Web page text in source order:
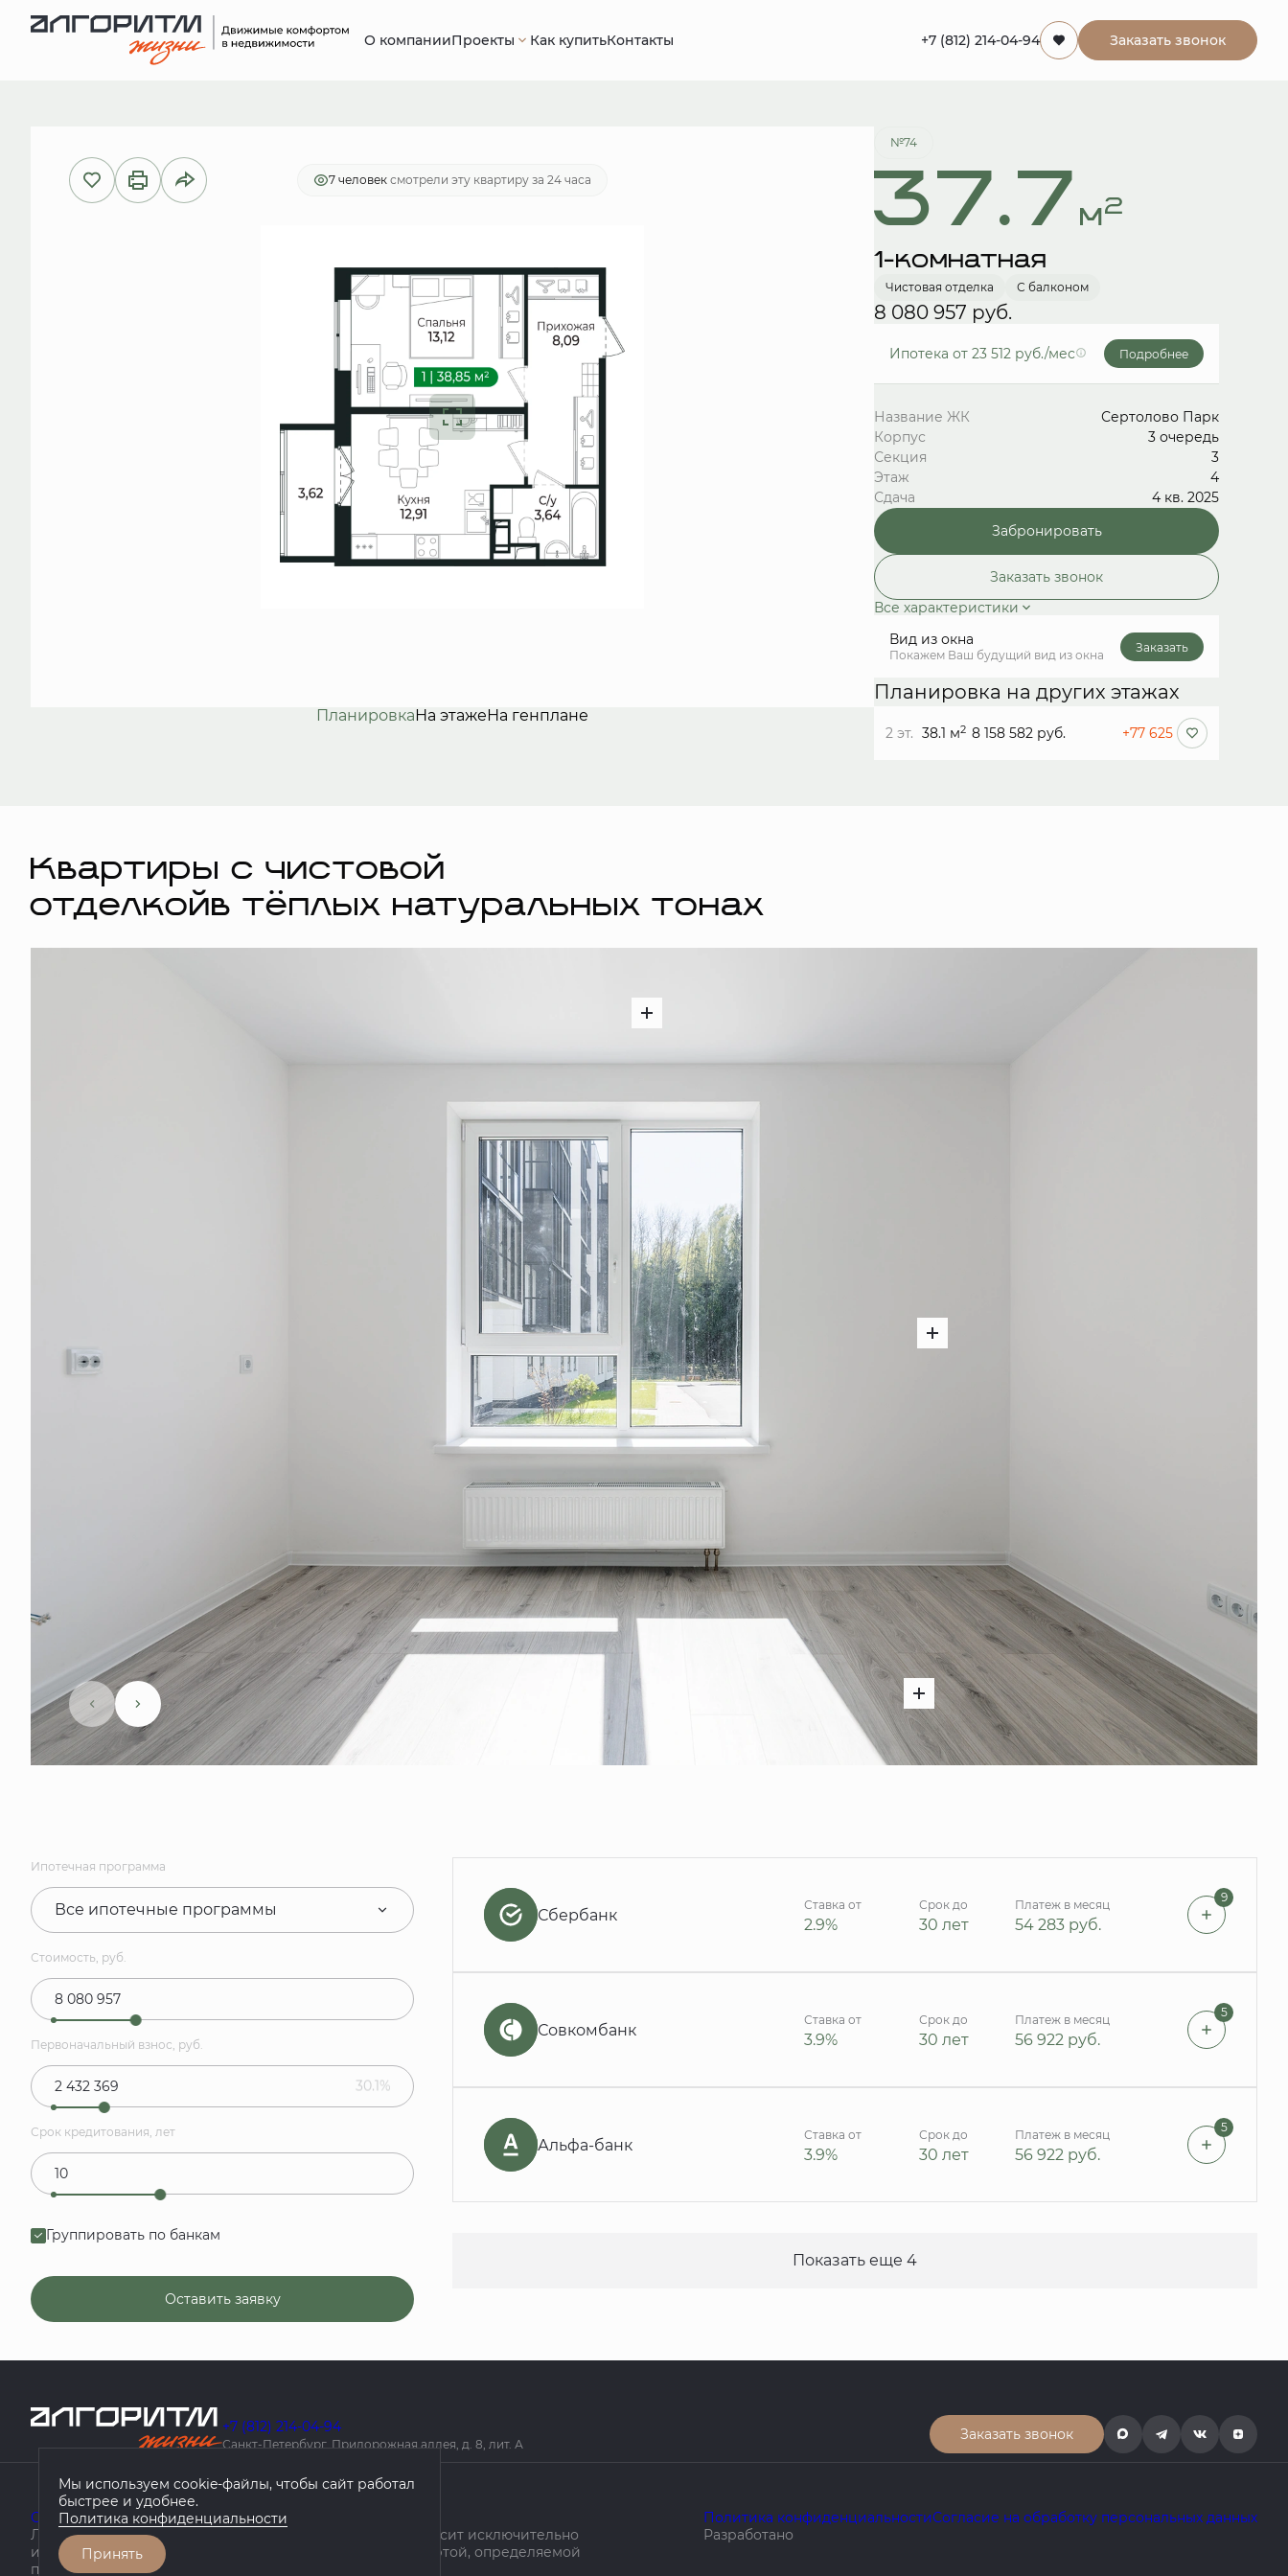
О компанииПроекты Как купитьКонтакты +7 (812) 214-04-94 Заказать звонок
1-комнатная 37.7 м2 8 080 957 руб.Ипотекаот 23 512 руб./мес. Забронировать
7 человек смотрели эту квартиру за 24 часа
ПланировкаНа этажеНа генплане
№74
37.7 м2
1-комнатная
Чистовая отделка С балконом
8 080 957 руб.
Ипотека от 23 512 руб./мес Подробнее
Название ЖК
Сертолово Парк
Корпус
3 очередь
Секция
3
Этаж
4
Сдача
4 кв. 2025
Забронировать
Заказать звонок
Все характеристики
Вид из окна
Покажем Ваш будущий вид из окна
Заказать
Планировка на других этажах
2 эт. 38.1 м2 8 158 582 руб. +77 625
Квартиры с чистовой
отделкойв тёплых натуральных тонах
Ипотечная программа
Все ипотечные программы
Стоимость, руб.
Первоначальный взнос, руб.
30.1%
Срок кредитования, лет
Группировать по банкам
Оставить заявку
Сбербанк
Ставка от
2.9%
Срок до
30 лет
Платеж в месяц
54 283 руб.
9
Совкомбанк
Ставка от
3.9%
Срок до
30 лет
Платеж в месяц
56 922 руб.
5
Альфа-банк
Ставка от
3.9%
Срок до
30 лет
Платеж в месяц
56 922 руб.
5
Показать еще 4
+7 (812) 214-04-94
Санкт-Петербург, Придорожная аллея, д. 8, лит. А
Заказать звонок
О компанииПроектыГеография проектов
Любая информация, представленная на данном сайте, носит исключительно
информационный характер, не является публичной офертой, определяемой
положениями статьи 437 ГК РФ.
Политика конфиденциальностиСогласие на обработку персональных данных
Разработано
Мы используем cookie-файлы, чтобы сайт работал
быстрее и удобнее.
Политика конфиденциальности
Принять